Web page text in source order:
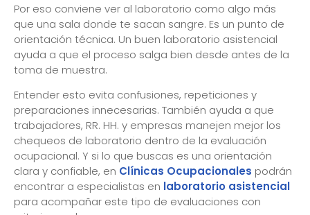
Por eso conviene ver al laboratorio como algo más
que una sala donde te sacan sangre. Es un punto de
orientación técnica. Un buen laboratorio asistencial
ayuda a que el proceso salga bien desde antes de la
toma de muestra.
Entender esto evita confusiones, repeticiones y
preparaciones innecesarias. También ayuda a que
trabajadores, RR. HH. y empresas manejen mejor los
chequeos de laboratorio dentro de la evaluación
ocupacional. Y si lo que buscas es una orientación
clara y confiable, en Clínicas Ocupacionales podrán
encontrar a especialistas en laboratorio asistencial
para acompañar este tipo de evaluaciones con